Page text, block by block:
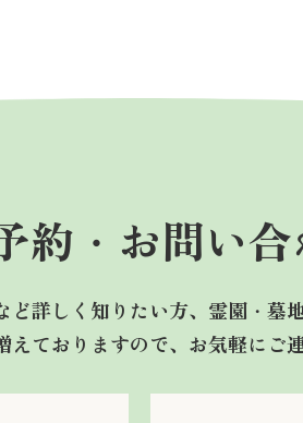
約・ お問い
詳しく知りたい方、霊園・墓
えておりますので、お気軽にご